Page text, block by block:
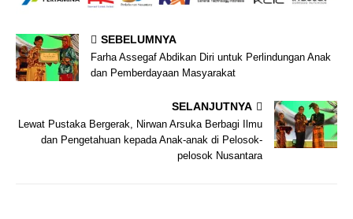
SEBELUMNYA
Farha Assegaf Abdikan Diri untuk Perlindungan Anak
dan Pemberdayaan Masyarakat
SELANJUTNYA
Lewat Pustaka Bergerak, Nirwan Arsuka Berbagi Ilmu
dan Pengetahuan kepada Anak-anak di Pelosok-
pelosok Nusantara